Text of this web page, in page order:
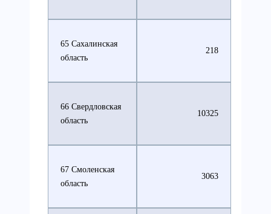
65 Сахалинская
область
218
66 Свердловская
область
10325
67 Смоленская
область
3063